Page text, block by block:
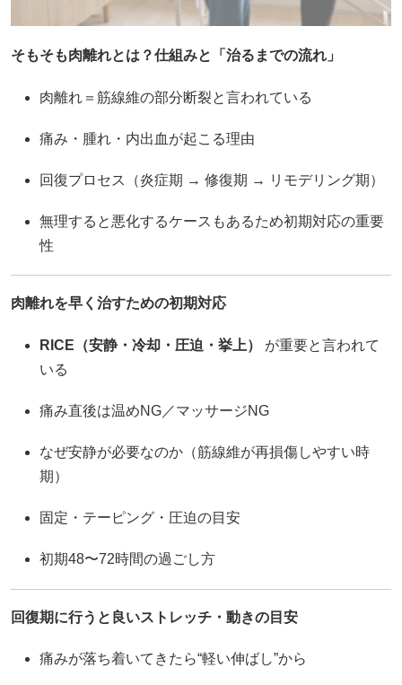
そもそも肉離れとは？仕組みと「治るまでの流れ」
肉離れ＝筋線維の部分断裂と言われている
痛み・腫れ・内出血が起こる理由
回復プロセス（炎症期 → 修復期 → リモデリング期）
無理すると悪化するケースもあるため初期対応の重要
性
肉離れを早く治すための初期対応
RICE（安静・冷却・圧迫・挙上）
が重要と言われて
いる
痛み直後は温めNG／マッサージNG
なぜ安静が必要なのか（筋線維が再損傷しやすい時
期）
固定・テーピング・圧迫の目安
初期48〜72時間の過ごし方
回復期に行うと良いストレッチ・動きの目安
痛みが落ち着いてきたら“軽い伸ばし”から